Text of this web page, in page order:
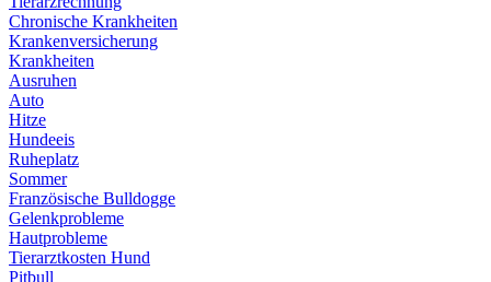
Chronische Krankheiten
Krankenversicherung
Krankheiten
Ausruhen
Auto
Hitze
Hundeeis
Ruheplatz
Sommer
Französische Bulldogge
Gelenkprobleme
Hautprobleme
Tierarztkosten Hund
Pitbull